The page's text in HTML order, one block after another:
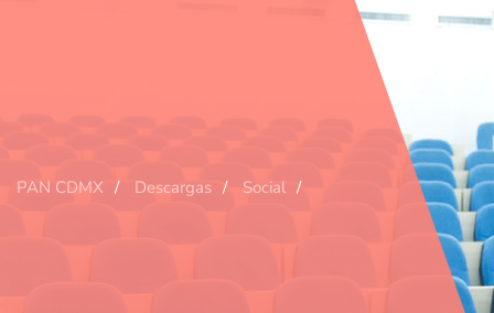
PAN CDMX Descargas Social